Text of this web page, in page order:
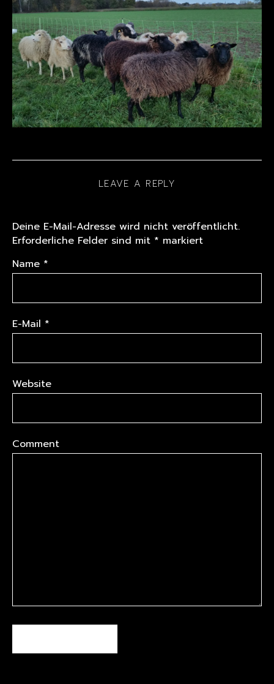
LEAVE A REPLY
Deine E-Mail-Adresse wird nicht veröffentlicht.
Erforderliche Felder sind mit * markiert
Name *
E-Mail *
Website
Comment